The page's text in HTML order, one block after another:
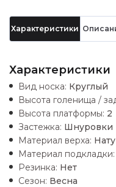
Характеристики
Характеристики
Вид носка: Круглый
Высота голенища /
Высота платформы: 2
Застежка: Шнуровки
Материал верха:
Материал подкладки:
Резинка: Нет
Сезон: Весна